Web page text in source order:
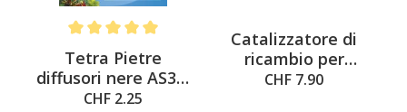
Average rating of 5 out of 5 stars
Tetra Pietre
diffusori nere AS30,
AS35, AS40, AS45
CHF 2.25
Catalizzatore di
ricambio per
ossidatore
CHF 7.90